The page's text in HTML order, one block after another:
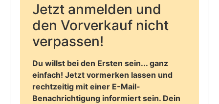
Jetzt anmelden und
den Vorverkauf nicht
verpassen!
Du willst bei den Ersten sein... ganz
einfach! Jetzt vormerken lassen und
rechtzeitig mit einer E-Mail-
Benachrichtigung informiert sein. Dein